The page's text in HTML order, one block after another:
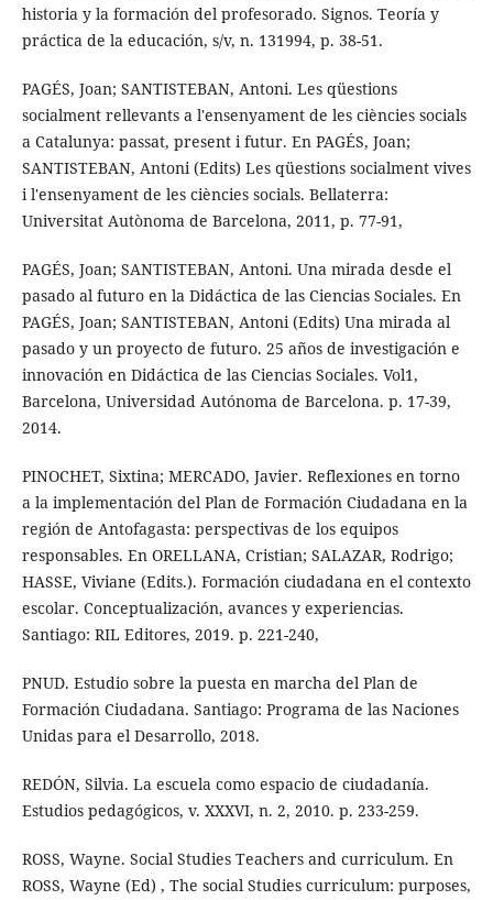
historia y la formación del profesorado. Signos. Teoría y
práctica de la educación, s/v, n. 131994, p. 38-51.
PAGÉS, Joan; SANTISTEBAN, Antoni. Les qüestions
socialment rellevants a l'ensenyament de les ciències socials
a Catalunya: passat, present i futur. En PAGÉS, Joan;
SANTISTEBAN, Antoni (Edits) Les qüestions socialment vives
i l'ensenyament de les ciències socials. Bellaterra:
Universitat Autònoma de Barcelona, 2011, p. 77-91,
PAGÉS, Joan; SANTISTEBAN, Antoni. Una mirada desde el
pasado al futuro en la Didáctica de las Ciencias Sociales. En
PAGÉS, Joan; SANTISTEBAN, Antoni (Edits) Una mirada al
pasado y un proyecto de futuro. 25 años de investigación e
innovación en Didáctica de las Ciencias Sociales. Vol1,
Barcelona, Universidad Autónoma de Barcelona. p. 17-39,
2014.
PINOCHET, Sixtina; MERCADO, Javier. Reflexiones en torno
a la implementación del Plan de Formación Ciudadana en la
región de Antofagasta: perspectivas de los equipos
responsables. En ORELLANA, Cristian; SALAZAR, Rodrigo;
HASSE, Viviane (Edits.). Formación ciudadana en el contexto
escolar. Conceptualización, avances y experiencias.
Santiago: RIL Editores, 2019. p. 221-240,
PNUD. Estudio sobre la puesta en marcha del Plan de
Formación Ciudadana. Santiago: Programa de las Naciones
Unidas para el Desarrollo, 2018.
REDÓN, Silvia. La escuela como espacio de ciudadanía.
Estudios pedagógicos, v. XXXVI, n. 2, 2010. p. 233-259.
ROSS, Wayne. Social Studies Teachers and curriculum. En
ROSS, Wayne (Ed) , The social Studies curriculum: purposes,